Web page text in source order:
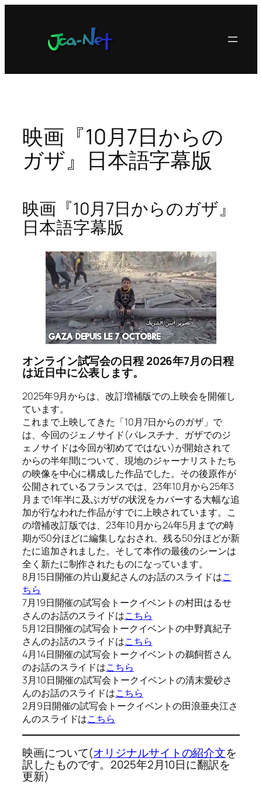
ッ
映画『10月7日からの
ガザ』日本語字幕版
映画『10月7日からのガザ』
日本語字幕版
オンライン試写会の日程 2026年7月の日程
は近日中に公表します。
2025年9月からは、改訂増補版での上映会を開催し
ています。
これまで上映してきた「10月7日からのガザ」で
は、今回のジェノサイド(パレスチナ、ガザでのジ
ェノサイドは今回が初めてではない)が開始されて
からの半年間について、現地のジャーナリストたち
の映像を中心に構成した作品でした。その後原作が
公開されているフランスでは、23年10月から25年3
月まで1年半に及ぶガザの状況をカバーする大幅な追
加が行なわれた作品がすでに上映されています。こ
の増補改訂版では、23年10月から24年5月までの時
期が50分ほどに編集しなおされ、残る50分ほどが新
たに追加されました。そして本作の最後のシーンは
全く新たに制作されたものになっています。
8月15日開催の片山夏紀さんのお話のスライドはこ
ちら
7月19日開催の試写会トークイベントの村田はるせ
さんのお話のスライドはこちら
5月12日開催の試写会トークイベントの中野真紀子
さんのお話のスライドはこちら
4月14日開催の試写会トークイベントの鵜飼哲さん
のお話のスライドはこちら
3月10日開催の試写会トークイベントの清末愛砂さ
んのお話のスライドはこちら
2月9日開催の試写会トークイベントの田浪亜央江さ
んのスライドはこちら
映画について(オリジナルサイトの紹介文を
訳したものです。2025年2月10日に翻訳を
更新)